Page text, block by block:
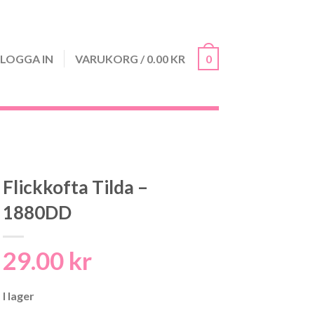
LOGGA IN VARUKORG / 0.00 KR 0
Flickkofta Tilda –
1880DD
29.00 kr
I lager